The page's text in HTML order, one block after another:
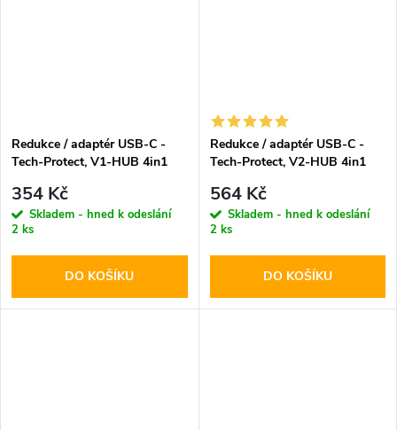
Redukce / adaptér USB-C -
Tech-Protect, V1-HUB 4in1
354 Kč
Skladem - hned k odeslání
2 ks
DO KOŠÍKU
Redukce / adaptér USB-C -
Tech-Protect, V2-HUB 4in1
564 Kč
Skladem - hned k odeslání
2 ks
DO KOŠÍKU